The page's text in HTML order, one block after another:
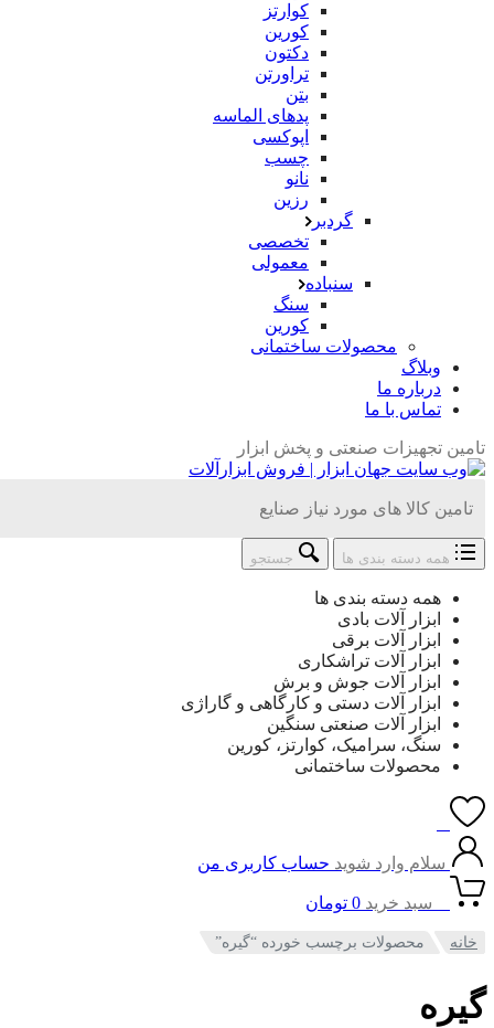
کوارتز
کورین
دکتون
تراورتن
بتن
پدهای الماسه
اپوکسی
چسب
نانو
رزین
گردبر
تخصصی
معمولی
سنباده
سنگ
کورین
محصولات ساختمانی
وبلاگ
درباره ما
تماس با ما
تجهیزات صنعتی و پخش ابزار
همه دسته بندی ها جستجو
همه دسته بندی ها
ابزار آلات بادی
ابزار آلات برقی
ابزار آلات تراشکاری
ابزار آلات جوش و برش
ابزار آلات دستی و کارگاهی و گاراژی
ابزار آلات صنعتی سنگین
سنگ، سرامیک، کوارتز، کورین
محصولات ساختمانی
0
سلام وارد شویدحساب کاربری من
0 سبد خرید0 تومان
خانه محصولات برچسب خورده “گیره”